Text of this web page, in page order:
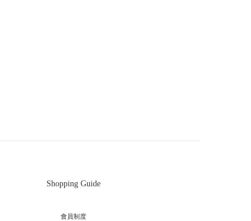
Shopping Guide
會員制度